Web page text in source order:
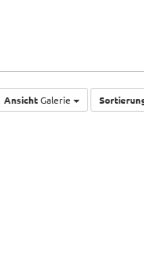
AnsichtGalerie